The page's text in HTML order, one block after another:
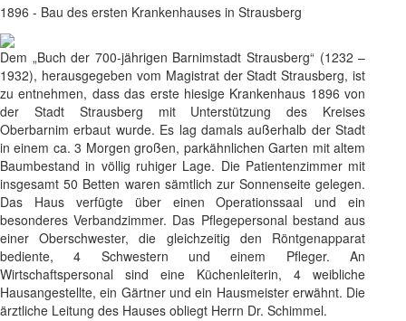
1896 - Bau des ersten Krankenhauses in Strausberg
Dem „Buch der 700-jährigen Barnimstadt Strausberg“ (1232 –
1932), herausgegeben vom Magistrat der Stadt Strausberg, ist
zu entnehmen, dass das erste hiesige Krankenhaus 1896 von
der Stadt Strausberg mit Unterstützung des Kreises
Oberbarnim erbaut wurde. Es lag damals außerhalb der Stadt
in einem ca. 3 Morgen großen, parkähnlichen Garten mit altem
Baumbestand in völlig ruhiger Lage. Die Patientenzimmer mit
insgesamt 50 Betten waren sämtlich zur Sonnenseite gelegen.
Das Haus verfügte über einen Operationssaal und ein
besonderes Verbandzimmer. Das Pflegepersonal bestand aus
einer Oberschwester, die gleichzeitig den Röntgenapparat
bediente, 4 Schwestern und einem Pfleger. An
Wirtschaftspersonal sind eine Küchenleiterin, 4 weibliche
Hausangestellte, ein Gärtner und ein Hausmeister erwähnt. Die
ärztliche Leitung des Hauses obliegt Herrn Dr. Schimmel.